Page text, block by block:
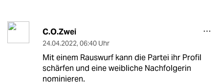
C.O.Zwei
24.04.2022, 06:40 Uhr
Mit einem Rauswurf kann die Partei ihr Profil
schärfen und eine weibliche Nachfolgerin
nominieren.